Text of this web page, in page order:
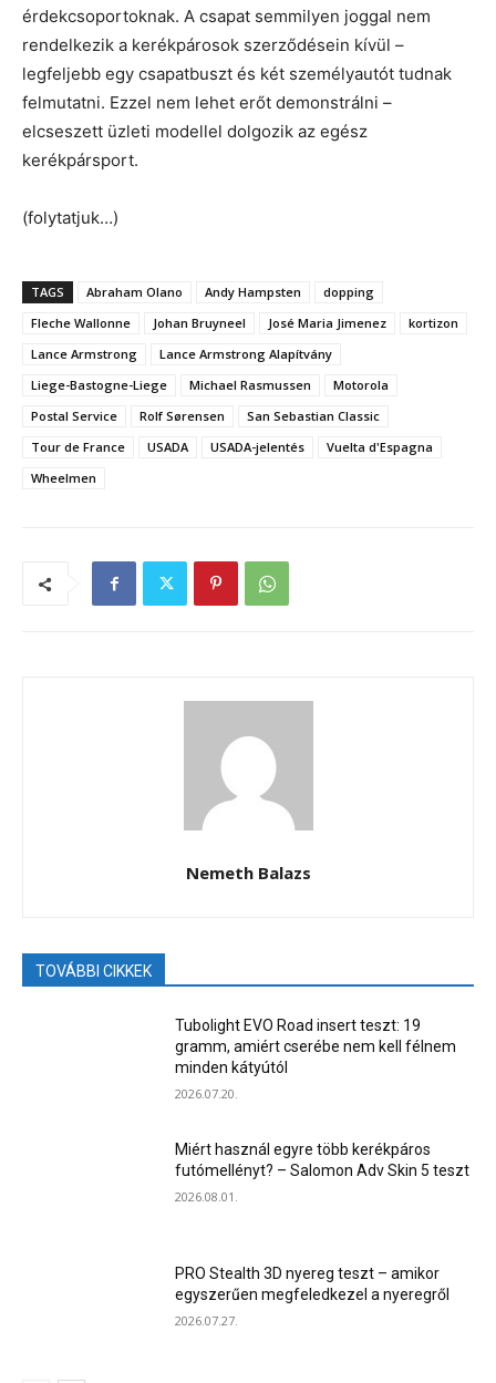
érdekcsoportoknak. A csapat semmilyen joggal nem
rendelkezik a kerékpárosok szerződésein kívül –
legfeljebb egy csapatbuszt és két személyautót tudnak
felmutatni. Ezzel nem lehet erőt demonstrálni –
elcseszett üzleti modellel dolgozik az egész
kerékpársport.
(folytatjuk…)
TAGS Abraham Olano Andy Hampsten
dopping
Fleche Wallonne
Johan Bruyneel José Maria Jimenez
kortizon
Lance Armstrong
Lance Armstrong Alapítvány
Liege-Bastogne-Liege
Michael Rasmussen
Motorola
Postal Service
Rolf Sørensen
San Sebastian Classic
Tour de France
USADA USADA-jelentés
Vuelta d'Espagna
Wheelmen
Nemeth Balazs
TOVÁBBI CIKKEK
Tubolight EVO Road insert teszt: 19
gramm, amiért cserébe nem kell félnem
minden kátyútól
2026.07.20.
Miért használ egyre több kerékpáros
futómellényt? – Salomon Adv Skin 5 teszt
2026.08.01.
PRO Stealth 3D nyereg teszt – amikor
egyszerűen megfeledkezel a nyeregről
2026.07.27.